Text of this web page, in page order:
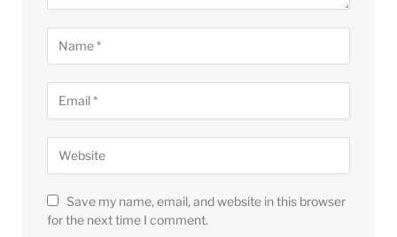
Save my name, email, and website in this browser
for the next time I comment.